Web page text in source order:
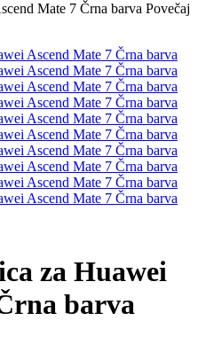
Povečaj
za Huawei
barva